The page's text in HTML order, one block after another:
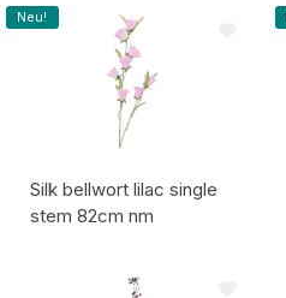
Artikelcode:
Neu!
Silk bellwort lilac single
stem 82cm nm